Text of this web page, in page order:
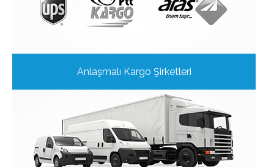
Anlaşmalı Kargo Şirketleri